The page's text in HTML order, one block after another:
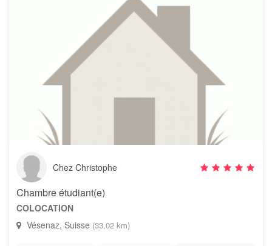
Chez Christophe
Chambre étudiant(e)
COLOCATION
Vésenaz, Suisse (33,02 km)